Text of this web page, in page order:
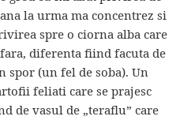
la urma ma concentrez si
spre o ciorna alba care
diferenta fiind facuta de
spor (un fel de soba). Un
feliati care se prajesc
de vasul de „teraflu” care